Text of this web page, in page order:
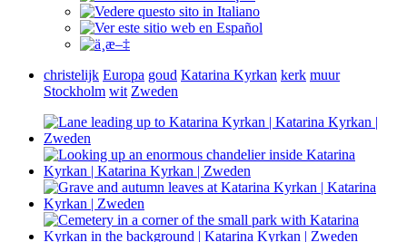
christelijk Europa goud Katarina Kyrkan kerk muur
Stockholm wit Zweden